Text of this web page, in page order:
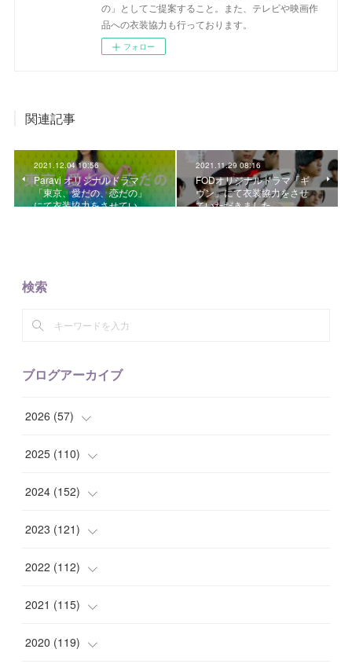
の」としてご提案すること。また、テレビや映画作
品への衣装協力も行っております。
フォロー
関連記事
2021.12.04 10:56
Paravi オリジナルドラマ
「東京、愛だの、恋だの」
にて衣装協力をさせてい…
2021.11.29 08:16
FODオリジナルドラマ「ギ
ヴン」にて衣装協力をさせ
ていただきました。
検索
ブログアーカイブ
2026 (57)
( 1)
(10)
(9)
( 7)
( 8 )
2025 (110)
(10)
(7)
( 8)
( 7 )
( 10)
2024 (152)
(14)
( 15)
( 11)
( 10)
2023 (121)
( 12)
( 8)
( 8)
2022 (112)
( 10)
( 7)
2021 (115)
( 14)
2020 (119)